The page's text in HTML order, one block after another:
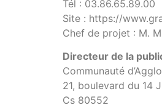
Tél : 03.86.65.89.00
Site : https://
Chef de projet : M.
Directeur de la
Communauté
21, boulevard du 14
Cs 80552